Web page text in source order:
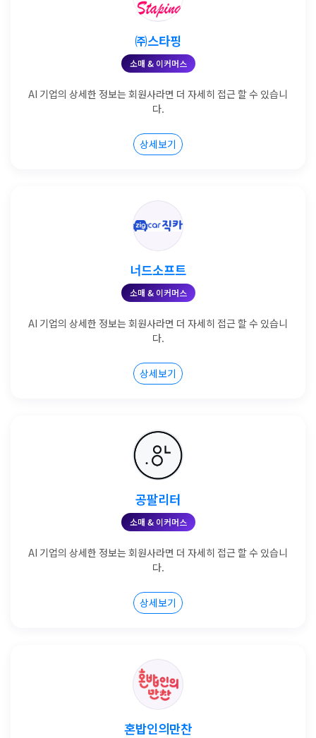
㈜스타핑
소매 & 이커머스
AI 기업의 상세한 정보는 회원사라면 더 자세히 접근 할 수 있습니
다.
상세보기
너드소프트
소매 & 이커머스
AI 기업의 상세한 정보는 회원사라면 더 자세히 접근 할 수 있습니
다.
상세보기
공팔리터
소매 & 이커머스
AI 기업의 상세한 정보는 회원사라면 더 자세히 접근 할 수 있습니
다.
상세보기
혼밥인의만찬